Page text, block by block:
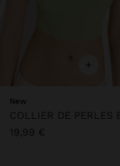
+
New
19,99 €